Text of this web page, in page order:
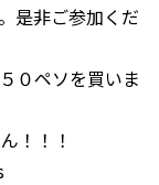
是非ご参加くだ
０ペソを買いま
！！！